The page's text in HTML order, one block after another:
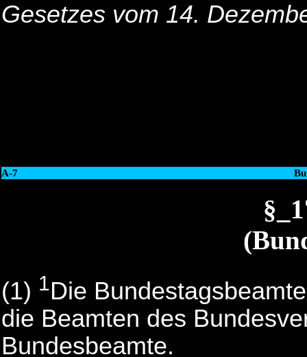
Gesetzes vom 14.
A-7
(1) 1Die
die Beamten des
Bundesbeamte.